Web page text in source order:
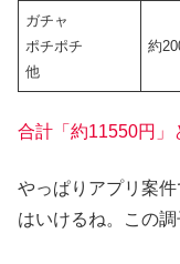
ガチャ
ポチポチ
他
約
合計「約11550円」
やっぱりアプリ案
はいけるね。この